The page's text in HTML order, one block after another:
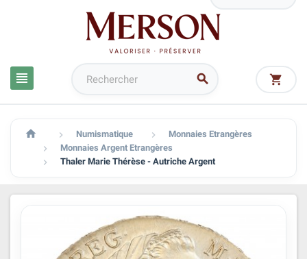
  
  Numismatique  Monnaies Etrangères
 Monnaies Argent Etrangères
 Thaler Marie Thérèse - Autriche Argent